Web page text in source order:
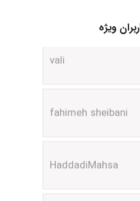
ویژه
fahimeh sheibani
HaddadiMahsa
Niloofar